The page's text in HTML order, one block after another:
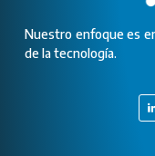
Nuestro enfoque es
de la tecnología.